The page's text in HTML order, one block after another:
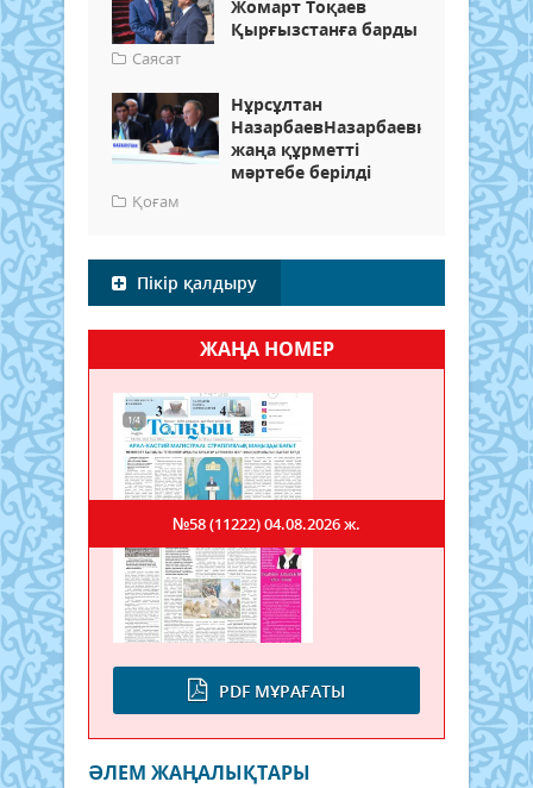
Жомарт Тоқаев
Қырғызстанға барды
Саясат
Нұрсұлтан
НазарбаевНазарбаевқа
жаңа құрметті
мәртебе берілді
Қоғам
Пікір қалдыру
ЖАҢА НОМЕР
PDF МҰРАҒАТЫ
№58 (11222)04.08.2026 ж.
ӘЛЕМ ЖАҢАЛЫҚТАРЫ